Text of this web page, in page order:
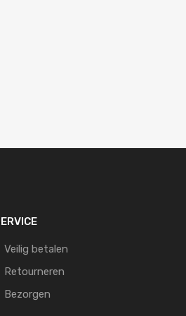
Veilig betalen
Retourneren
Bezorgen